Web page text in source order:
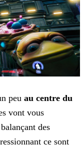
peu au centre du
vont vous
des
ce sont